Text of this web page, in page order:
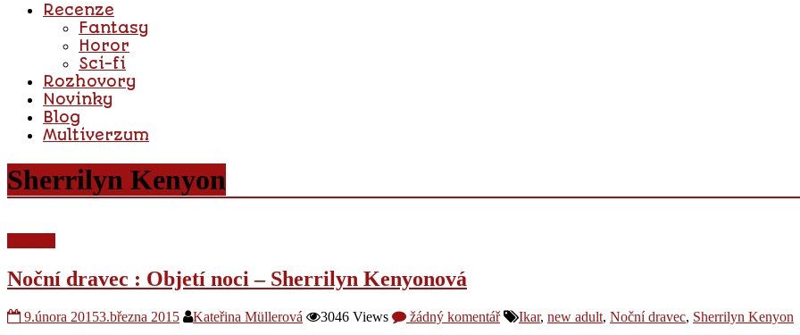
Recenze
Fantasy
Horor
Sci-fi
Rozhovory
Novinky
Blog
Multiverzum
Sherrilyn Kenyon
Noční dravec : Objetí noci – Sherrilyn Kenyonová
9.února 20153.března 2015 Kateřina Müllerová 3046 Views žádný komentář Ikar, new adult, Noční dravec, Sherrilyn Kenyon